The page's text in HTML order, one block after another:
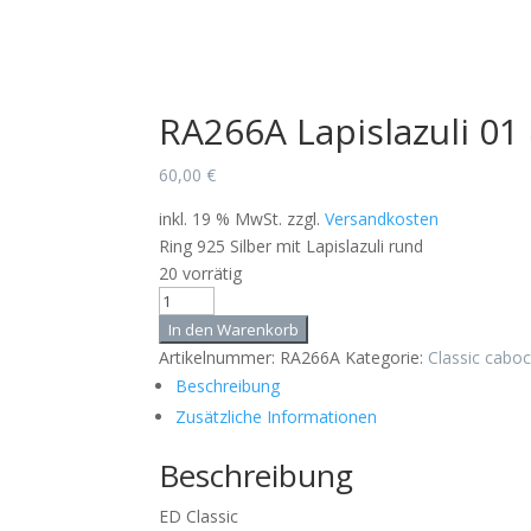
RA266A Lapislazuli 01
60,00 €
inkl. 19 % MwSt. zzgl.Versandkosten
Ring 925 Silber mit Lapislazuli rund
20 vorrätig
RA266A
Lapislazuli
01
8x10
Menge
In den Warenkorb
Artikelnummer: RA266A Kategorie: Classic
Beschreibung
Zusätzliche Informationen
Beschreibung
ED Classic